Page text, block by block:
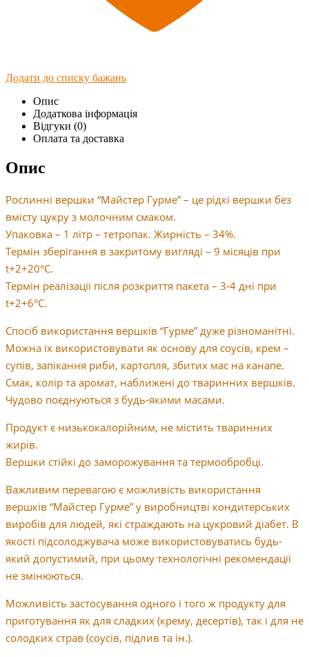
Додати до списку бажань
Опис
Додаткова інформація
Відгуки (0)
Оплата та доставка
Опис
Рослинні вершки “Майстер Гурме” – це рідкі вершки без
вмісту цукру з молочним смаком.
Упаковка – 1 літр – тетропак. Жирність – 34%.
Термін зберігання в закритому вигляді – 9 місяців при
t+2+20°С.
Термін реалізації після розкриття пакета – 3-4 дні при
t+2+6°С.
Спосіб використання вершків “Гурме” дуже різноманітні.
Можна їх використовувати як основу для соусів, крем –
супів, запікання риби, картопля, збитих мас на канапе.
Смак, колір та аромат, наближені до тваринних вершків.
Чудово поєднуються з будь-якими масами.
Продукт є низькокалорійним, не містить тваринних
жирів.
Вершки стійкі до заморожування та термообробці.
Важливим перевагою є можливість використання
вершків “Майстер Гурме” у виробництві кондитерських
виробів для людей, які страждають на цукровий діабет. В
якості підсолоджувача може використовуватись будь-
який допустимий, при цьому технологічні рекомендації
не змінюються.
Можливість застосування одного і того ж продукту для
приготування як для сладких (крему, десертів), так і для не
солодких страв (соусів, підлив та ін.).